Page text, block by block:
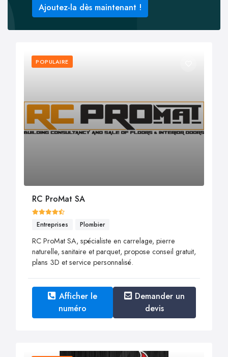
Ajoutez-la dès maintenant !
POPULAIRE
RC ProMat SA
Entreprises Plombier
RC ProMat SA, spécialiste en carrelage, pierre
naturelle, sanitaire et parquet, propose conseil gratuit,
plans 3D et service personnalisé.
Afficher le
numéro
Demander un
devis